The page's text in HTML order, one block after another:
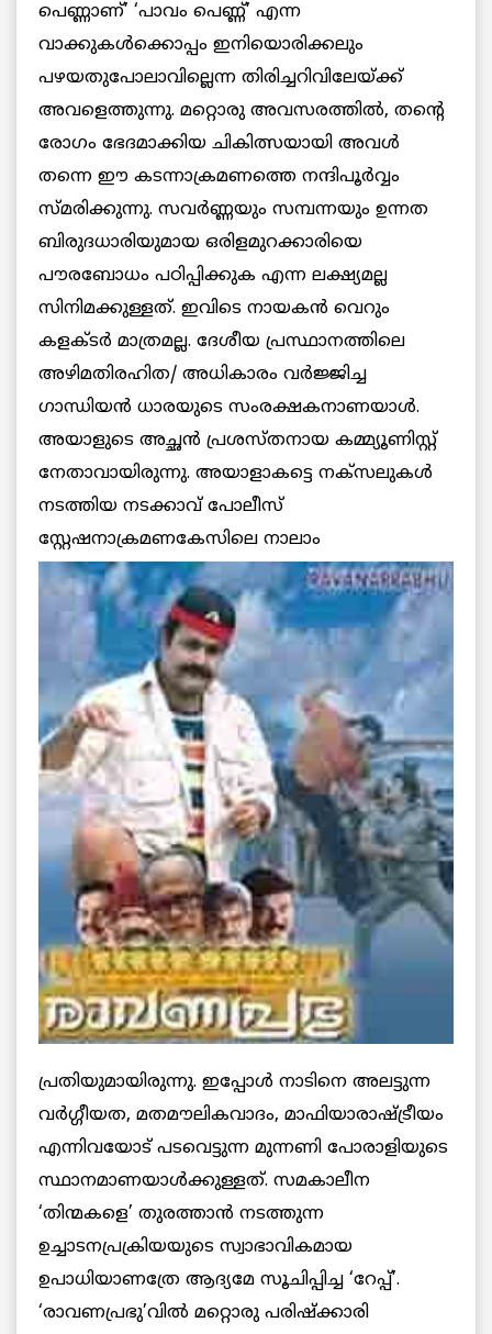
പെണ്ണാണ്’ ‘പാവം പെണ്ണ്’ എന്ന
വാക്കുകള്‍ക്കൊപ്പം ഇനിയൊരിക്കലും
പഴയതുപോലാവില്ലെന്ന തിരിച്ചറിവിലേയ്ക്ക്
അവളെത്തുന്നു. മറ്റൊരു അവസരത്തില്‍, തന്റെ
രോഗം ഭേദമാക്കിയ ചികിത്സയായി അവള്‍
തന്നെ ഈ കടന്നാക്രമണത്തെ നന്ദിപൂര്‍വ്വം
സ്മരിക്കുന്നു. സവര്‍ണ്ണയും സമ്പന്നയും ഉന്നത
ബിരുദധാരിയുമായ ഒരിളമുറക്കാരിയെ
പൗരബോധം പഠിപ്പിക്കുക എന്ന ലക്ഷ്യമല്ല
സിനിമക്കുള്ളത്. ഇവിടെ നായകന്‍ വെറും
കളക്ടര്‍ മാത്രമല്ല. ദേശീയ പ്രസ്ഥാനത്തിലെ
അഴിമതിരഹിത/ അധികാരം വര്‍ജ്ജിച്ച
ഗാന്ധിയന്‍ ധാരയുടെ സംരക്ഷകനാണയാള്‍.
അയാളുടെ അച്ഛന്‍ പ്രശസ്തനായ കമ്മ്യൂണിസ്റ്റ്
നേതാവായിരുന്നു. അയാളാകട്ടെ നക്‌സലുകള്‍
നടത്തിയ നടക്കാവ് പോലീസ്
സ്റ്റേഷനാക്രമണകേസിലെ നാലാം
പ്രതിയുമായിരുന്നു. ഇപ്പോള്‍ നാടിനെ അലട്ടുന്ന
വര്‍ഗ്ഗീയത, മതമൗലികവാദം, മാഫിയാരാഷ്ട്രീയം
എന്നിവയോട് പടവെട്ടുന്ന മുന്നണി പോരാളിയുടെ
സ്ഥാനമാണയാള്‍ക്കുള്ളത്. സമകാലീന
‘തിന്മകളെ’ തുരത്താന്‍ നടത്തുന്ന
ഉച്ചാടനപ്രക്രിയയുടെ സ്വാഭാവികമായ
ഉപാധിയാണത്രേ ആദ്യമേ സൂചിപ്പിച്ച ‘റേപ്പ്’.
‘രാവണപ്രഭു’വില്‍ മറ്റൊരു പരിഷ്‌ക്കാരി